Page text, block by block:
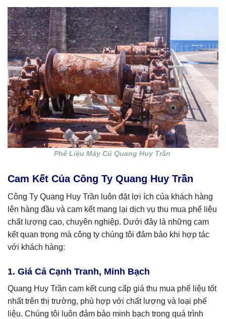
Phế Liệu Máy Cũ Quang Huy Trần
Cam Kết Của Công Ty Quang Huy Trần
Công Ty Quang Huy Trần luôn đặt lợi ích của khách hàng
lên hàng đầu và cam kết mang lại dịch vụ thu mua phế liệu
chất lượng cao, chuyên nghiệp. Dưới đây là những cam
kết quan trọng mà công ty chúng tôi đảm bảo khi hợp tác
với khách hàng:
1. Giá Cả Cạnh Tranh, Minh Bạch
Quang Huy Trần cam kết cung cấp giá thu mua phế liệu tốt
nhất trên thị trường, phù hợp với chất lượng và loại phế
liệu. Chúng tôi luôn đảm bảo minh bạch trong quá trình